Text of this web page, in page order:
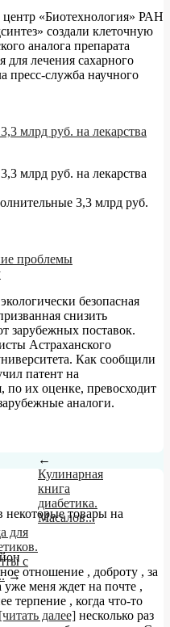
«Биотехнология» РАН
создали клеточную
аналога препарата
для лечения сахарного
пресс-служба научного
млрд руб. на лекарства
млрд руб. на лекарства
3,3 млрд руб.
проблемы
безопасная
снизить
зарубежных поставок.
Астраханского
Как сообщили
патент на
по их оценке, превосходит
аналоги.
некоторые товары на
отношение , доброту , за
меня ждет на почте ,
терпение , когда что-то
[читать далее] несколько раз
←
Кулинарная
книга
диабетика.
Масалов...
для
с
→